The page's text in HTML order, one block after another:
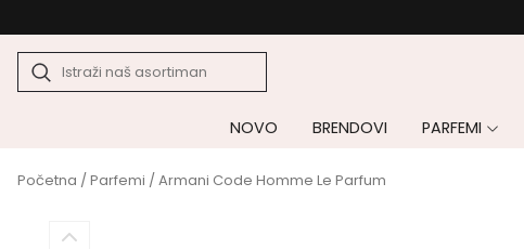
NOVO BRENDOVI PARFEMI
Početna /Parfemi / Armani Code Homme Le Parfum